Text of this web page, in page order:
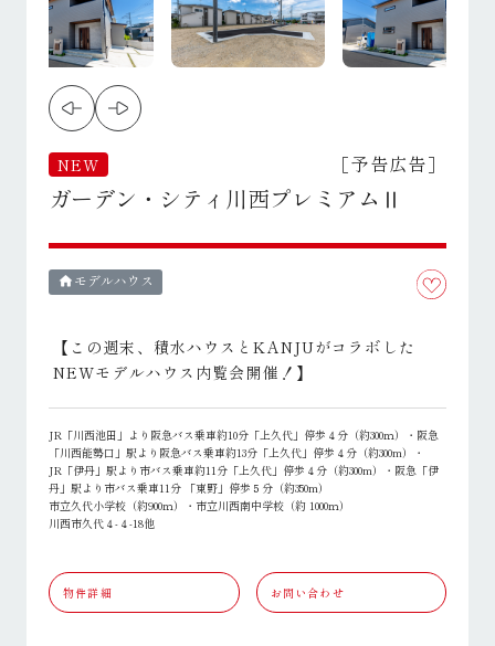
NEW ［予告広告］
ガーデン・シティ川西プレミアムⅡ
home モデルハウス
【この週末、積水ハウスとKANJUがコラボした
NEWモデルハウス内覧会開催！】
JR「川西池田」より阪急バス乗車約10分「上久代」停歩４分（約300ｍ）・阪急
「川西能勢口」駅より阪急バス乗車約13分「上久代」停歩４分（約300m）・
JR「伊丹」駅より市バス乗車約11分「上久代」停歩４分（約300m）・阪急「伊
丹」駅より市バス乗車11分 「東野」停歩５分（約350m）
市立久代小学校（約900ｍ）・市立川西南中学校（約 1000ｍ）
川西市久代４-４-18他
物件詳細 お問い合わせ